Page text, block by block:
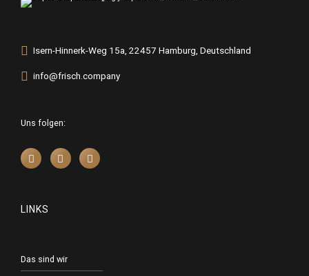
Isern-Hinnerk-Weg 15a, 22457 Hamburg, Deutschland
info@frisch.company
Uns folgen:
LINKS
Das sind wir